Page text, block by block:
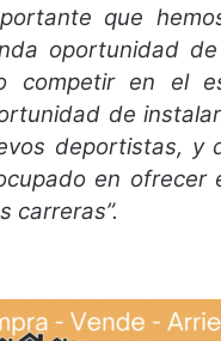
que
oportunidad
competir en el
de
deportistas, y
en ofrecer
carreras”.